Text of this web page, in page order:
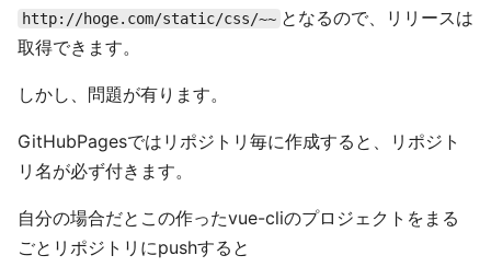
http://hoge.com/static/css/~~ となるので、リリースは
取得できます。
しかし、問題が有ります。
GitHubPagesではリポジトリ毎に作成すると、リポジト
リ名が必ず付きます。
自分の場合だとこの作ったvue-cliのプロジェクトをまる
ごとリポジトリにpushすると